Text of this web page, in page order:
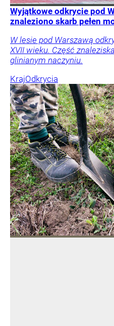
Wyjątkowe odkrycie pod
znaleziono skarb pełen
W lesie pod Warszawą
XVII wieku. Część
glinianym naczyniu.
KrajOdkrycia